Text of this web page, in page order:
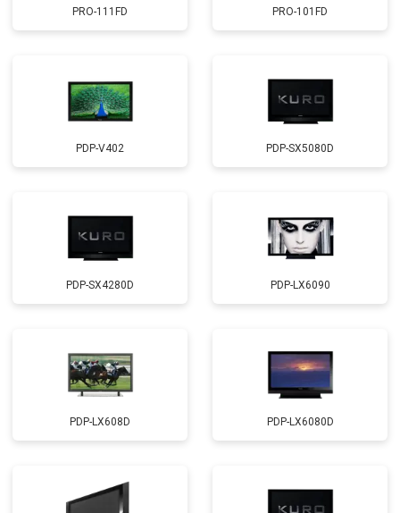
PRO-111FD PRO-101FD
PDP-V402 PDP-SX5080D
PDP-SX4280D PDP-LX6090
PDP-LX608D PDP-LX6080D